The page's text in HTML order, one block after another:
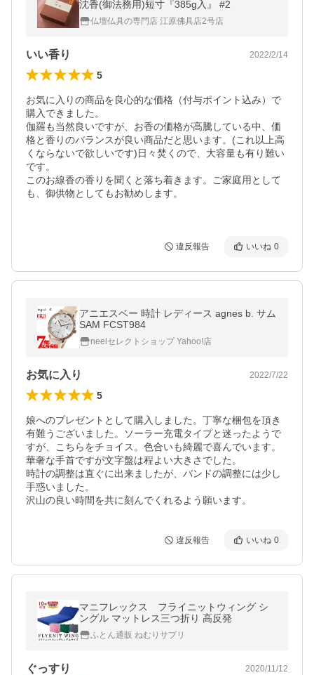
沈香(御法務用)短寸『385g入』 #2
仏壇仏具の専門店 江原佛具店2号店
いい香り 2022/2/14
5
お気に入りの商品を良心的な価格（付与ポイント込み）で
購入できました。
伽羅も当然良いですが、お香の価格が高騰している中、価
格と香りのバランスが良い商品だと思います。(これ以上高
くならないで欲しいです)日々焚くので、大容量も有り難い
です。
このお線香の香りを聞くと落ち着きます。ご家庭用として
も、御供物としてもお勧めします。
違反報告 いいね 0
アニエスベー 時計 レディース agnes b. サム
SAM FCST984
neelセレクトショップ Yahoo!店
お気に入り 2022/7/22
5
娘へのプレゼントとして購入しました。丁寧な梱包を頂き
有難うございました。ソーラー充電タイプと迷ったようで
すが、こちらをチョイス。色合いも綺麗で喜んでいます。
華奢な手首ですが文字盤は程よい大きさでした。
時計の調整は直ぐに出来ましたが、バンドの調整には少し
手惑いました。
違反報告 いいね 0
マニフレックス フライニットウィング シ
ングル マットレス三つ折り 高反発
ふとん通販 ねむりサプリ
ぐっすり 2020/11/12